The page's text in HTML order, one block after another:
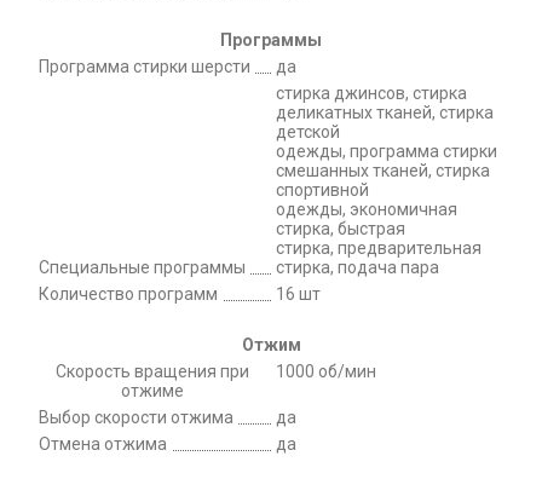
Программы
Программа стирки шерсти
да
Специальные программы
стирка джинсов, стирка
деликатных тканей, стирка
детской
одежды, программа стирки
смешанных тканей, стирка
спортивной
одежды, экономичная
стирка, быстрая
стирка, предварительная
стирка, подача пара
Количество программ
16 шт
Отжим
Скорость вращения при
отжиме
1000 об/мин
Выбор скорости отжима
да
Отмена отжима
да